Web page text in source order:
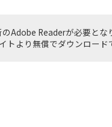
Adobe Readerが必要とな
より無償でダウンロード